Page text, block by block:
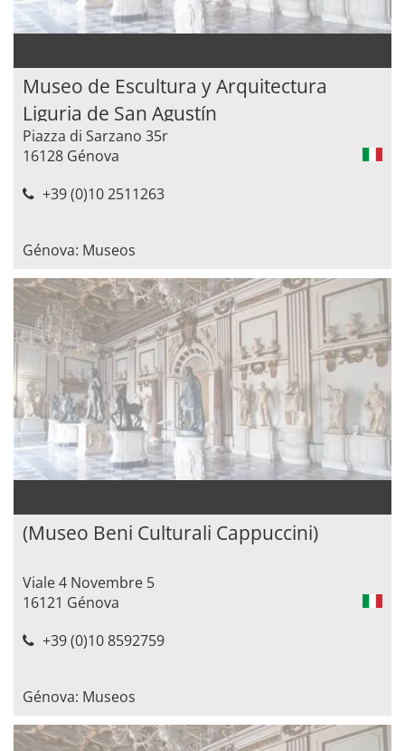
Museo de Escultura y Arquitectura
Liguria de San Agustín
Piazza di Sarzano 35r
16128 Génova
+39 (0)10 2511263
Génova: Museos
(Museo Beni Culturali Cappuccini)
Viale 4 Novembre 5
16121 Génova
+39 (0)10 8592759
Génova: Museos